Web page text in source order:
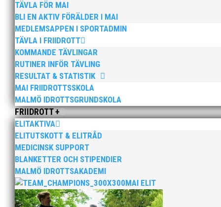
TÄVLA FÖR MAI
BLI EN AKTIV FÖRÄLDER I MAI
MEDLEMSAPPEN I SPORTADMIN
TÄVLA I FRIIDROTT
KOMMANDE TÄVLINGAR
RUTINER INFÖR TÄVLING
RESULTAT & STATISTIK
MAI FRIIDROTTSSKOLA
MALMÖ IDROTTSGRUNDSKOLA
FRIIDROTT +
ELITAKTIVA
ELITUTSKOTT & ELITRÅD
MEDICINSK SUPPORT
BLANKETTER OCH STIPENDIER
MALMÖ IDROTTSAKADEMI
MAI ELIT
och var noga med att undvika träningsdelar som
MAI återkommer om vad som händer efter 17
Råden från myndigheter kan läsas på region
Klubbledningen beklagar att verksamheten ej kan
/
Mikael Wirstedt